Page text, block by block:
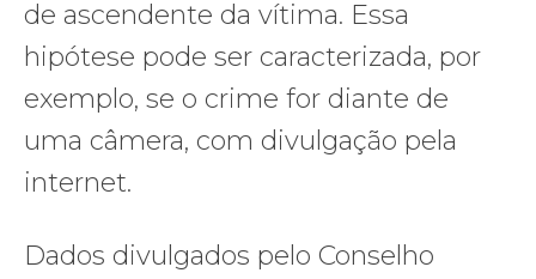
de ascendente da vítima. Essa
hipótese pode ser caracterizada, por
exemplo, se o crime for diante de
uma câmera, com divulgação pela
internet.
Dados divulgados pelo Conselho